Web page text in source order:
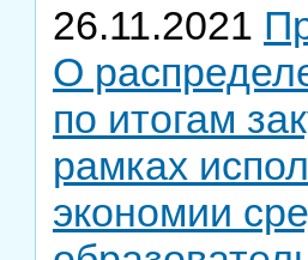
26.11.2021
О
по итогам
рамках
экономии